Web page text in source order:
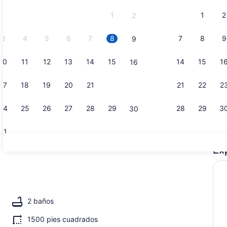
1 2
3 4 5 6 7 8 9
10 11 12 13 14 15 16
17 18 19 20 21
24 25 26 27 28 29 30
1 2
7 8 9
14 15 16
21 22
28 29
2 baños
1500 pies cuadrados